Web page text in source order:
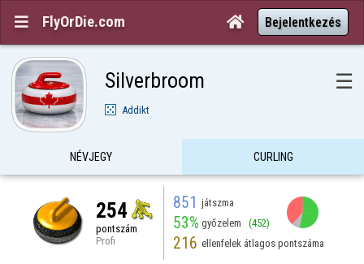
 FlyOrDie.com  Bejelentkezés
Silverbroom ☰
Addikt
NÉVJEGY CURLING
254
pontszám
Profi
851 játszma
53% győzelem (452)
216 ellenfelek átlagos pontszáma